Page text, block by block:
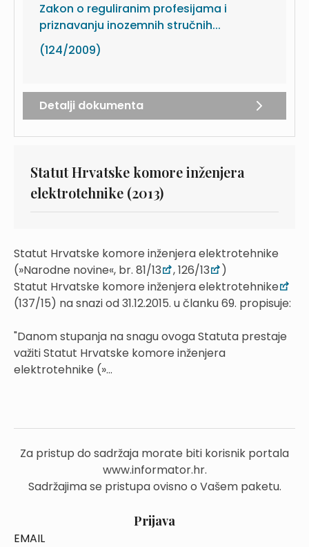
Zakon o reguliranim profesijama i
priznavanju inozemnih stručnih...
(124/2009)
Detalji dokumenta
Statut Hrvatske komore inženjera
elektrotehnike (2013)
Statut Hrvatske komore inženjera elektrotehnike
(»Narodne novine«, br. 81/13
, 126/13
)
Statut Hrvatske komore inženjera elektrotehnike
(137/15) na snazi od 31.12.2015. u članku 69. propisuje:
"Danom stupanja na snagu ovoga Statuta prestaje
važiti Statut Hrvatske komore inženjera
elektrotehnike (»...
Za pristup do sadržaja morate biti korisnik portala
www.informator.hr.
Sadržajima se pristupa ovisno o Vašem paketu.
Prijava
EMAIL